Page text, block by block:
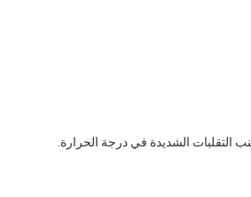
الشديدة في درجة الحرارة.